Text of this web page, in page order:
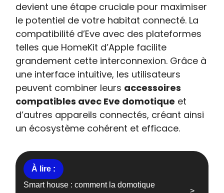
devient une étape cruciale pour maximiser
le potentiel de votre habitat connecté. La
compatibilité d’Eve avec des plateformes
telles que HomeKit d’Apple facilite
grandement cette interconnexion. Grâce à
une interface intuitive, les utilisateurs
peuvent combiner leurs accessoires
compatibles avec Eve domotique et
d’autres appareils connectés, créant ainsi
un écosystème cohérent et efficace.
Smart house : comment la domotique